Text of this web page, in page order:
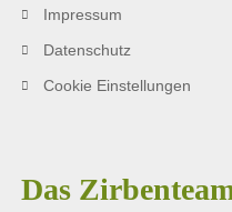
Impressum
Datenschutz
Cookie Einstellungen
Das